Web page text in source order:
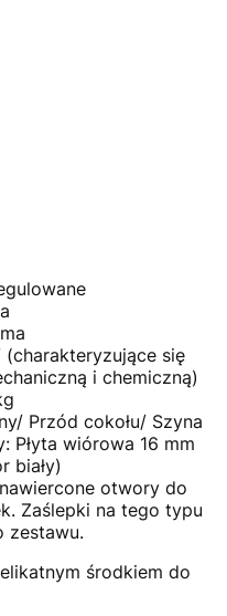
się
i chemiczną)
Przód cokołu/ Szyna
Płyta wiórowa 16 mm
biały)
otwory do
Zaślepki na tego typu
zestawu.
środkiem do